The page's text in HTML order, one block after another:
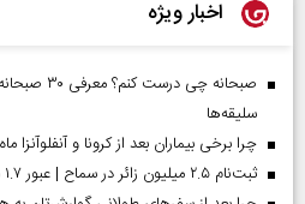
اخبار ویژه
صبحانه چی
سلیقه‌ها
چرا برخی بیماران بعد از کرونا و آنفلوآنزا
ثبت‌نام ۲.۵ میلیون زائر در سماح | عبور ۱.۷ میلیون نفر از مرز‌های اربعین